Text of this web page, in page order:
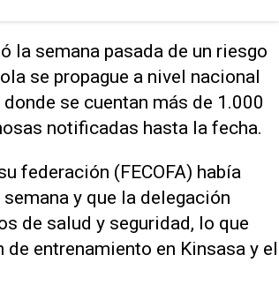
la semana pasada de ⁠un riesgo
se propague a nivel nacional
se cuentan más de 1.000
⁠notificadas hasta la fecha.
federación (FECOFA) ​había
‌y que la delegación
de salud y seguridad, lo que
entrenamiento en Kinsasa y el